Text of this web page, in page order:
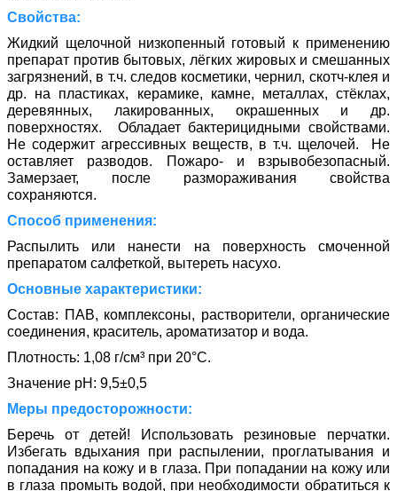
Свойства:
Жидкий щелочной низкопенный готовый к применению
препарат против бытовых, лёгких жировых и смешанных
загрязнений, в т.ч. следов косметики, чернил, скотч-клея и
др. на пластиках, керамике, камне, металлах, стёклах,
деревянных, лакированных, окрашенных и др.
поверхностях. Обладает бактерицидными свойствами.
Не содержит агрессивных веществ, в т.ч. щелочей. Не
оставляет разводов. Пожаро- и взрывобезопасный.
Замерзает, после размораживания свойства
сохраняются.
Способ применения:
Распылить или нанести на поверхность смоченной
препаратом салфеткой, вытереть насухо.
Основные характеристики:
Состав: ПАВ, комплексоны, растворители, органические
соединения, краситель, ароматизатор и вода.
Плотность: 1,08 г/см³ при 20°С.
Значение pH: 9,5±0,5
Меры предосторожности:
Беречь от детей! Использовать резиновые перчатки.
Избегать вдыхания при распылении, проглатывания и
попадания на кожу и в глаза. При попадании на кожу или
в глаза промыть водой, при необходимости обратиться к